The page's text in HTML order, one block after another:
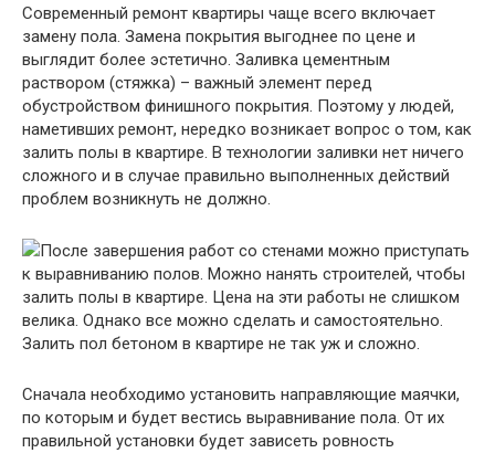
Современный ремонт квартиры чаще всего включает
замену пола. Замена покрытия выгоднее по цене и
выглядит более эстетично. Заливка цементным
раствором (стяжка) – важный элемент перед
обустройством финишного покрытия. Поэтому у людей,
наметивших ремонт, нередко возникает вопрос о том, как
залить полы в квартире. В технологии заливки нет ничего
сложного и в случае правильно выполненных действий
проблем возникнуть не должно.
После завершения работ со стенами можно приступать
к выравниванию полов. Можно нанять строителей, чтобы
залить полы в квартире. Цена на эти работы не слишком
велика. Однако все можно сделать и самостоятельно.
Залить пол бетоном в квартире не так уж и сложно.
Сначала необходимо установить направляющие маячки,
по которым и будет вестись выравнивание пола. От их
правильной установки будет зависеть ровность